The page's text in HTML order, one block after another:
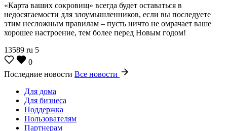
«Карта ваших сокровищ» всегда будет оставаться в
недосягаемости для злоумышленников, если вы последуете
этим несложным правилам – пусть ничто не омрачает ваше
хорошее настроение, тем более перед Новым годом!
13589 ru 5
0
Последние новости Все новости
Для дома
Для бизнеса
Поддержка
Пользователям
Партнерам